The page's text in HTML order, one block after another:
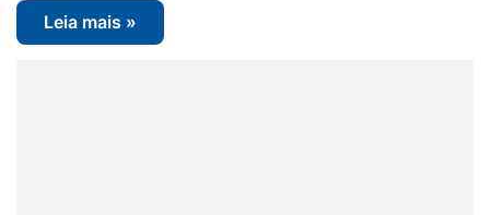
Leia mais »